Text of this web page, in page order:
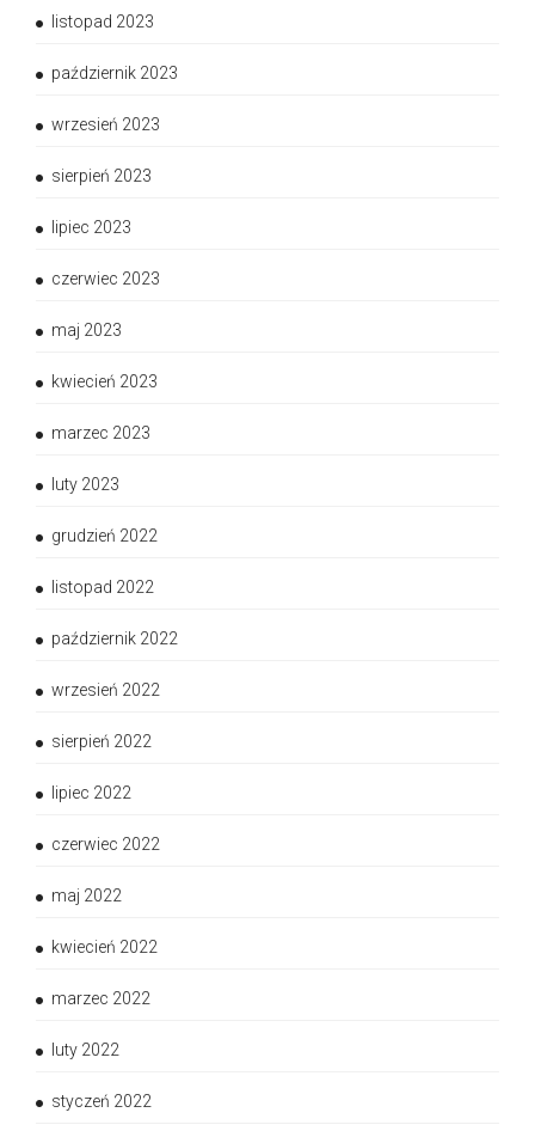
listopad 2023
październik 2023
wrzesień 2023
sierpień 2023
lipiec 2023
czerwiec 2023
maj 2023
kwiecień 2023
marzec 2023
luty 2023
grudzień 2022
listopad 2022
październik 2022
wrzesień 2022
sierpień 2022
lipiec 2022
czerwiec 2022
maj 2022
kwiecień 2022
marzec 2022
luty 2022
styczeń 2022